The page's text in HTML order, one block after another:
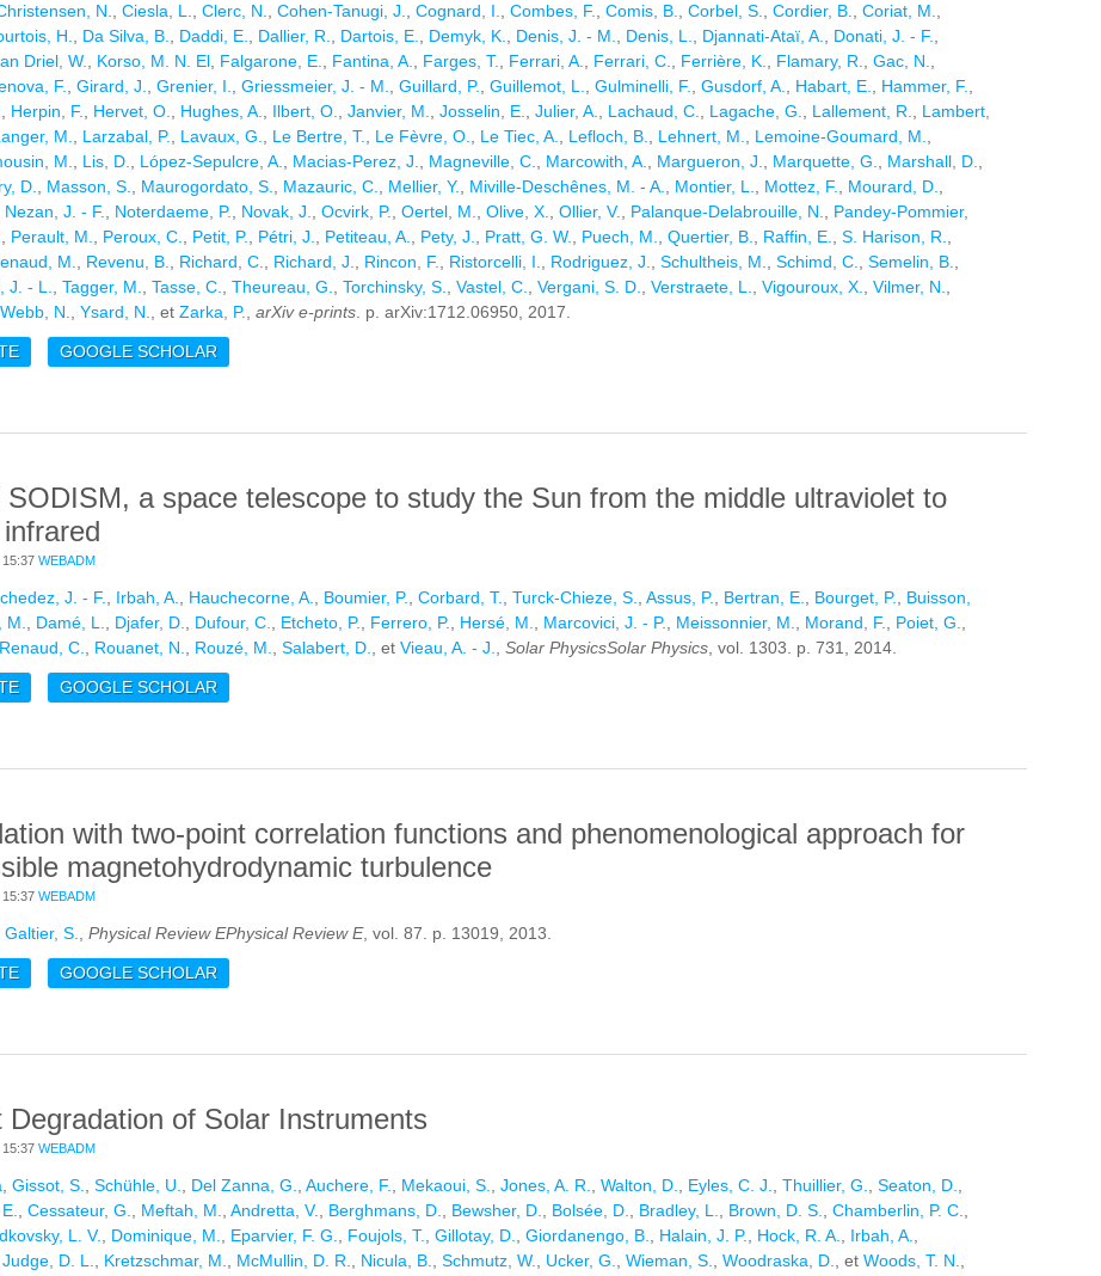
N., Ciesla, L., Clerc, N., Cohen-Tanugi, J., Cognard, I., Combes, F., Comis, B., Corbel, S., Cordier, B., Coriat, M.,
H., Da Silva, B., Daddi, E., Dallier, R., Dartois, E., Demyk, K., Denis, J. - M., Denis, L., Djannati-Ataï, A., Donati, J. - F.,
Driel, W., Korso, M. N. El, Falgarone, E., Fantina, A., Farges, T., Ferrari, A., Ferrari, C., Ferrière, K., Flamary, R., Gac, N.,
F., Girard, J., Grenier, I., Griessmeier, J. - M., Guillard, P., Guillemot, L., Gulminelli, F., Gusdorf, A., Habart, E., Hammer, F.,
, Herpin, F., Hervet, O., Hughes, A., Ilbert, O., Janvier, M., Josselin, E., Julier, A., Lachaud, C., Lagache, G., Lallement, R., Lambert,
M., Larzabal, P., Lavaux, G., Le Bertre, T., Le Fèvre, O., Le Tiec, A., Lefloch, B., Lehnert, M., Lemoine-Goumard, M.,
M., Lis, D., López-Sepulcre, A., Macias-Perez, J., Magneville, C., Marcowith, A., Margueron, J., Marquette, G., Marshall, D.,
D., Masson, S., Maurogordato, S., Mazauric, C., Mellier, Y., Miville-Deschênes, M. - A., Montier, L., Mottez, F., Mourard, D.,
Nezan, J. - F., Noterdaeme, P., Novak, J., Ocvirk, P., Oertel, M., Olive, X., Ollier, V., Palanque-Delabrouille, N., Pandey-Pommier,
, Perault, M., Peroux, C., Petit, P., Pétri, J., Petiteau, A., Pety, J., Pratt, G. W., Puech, M., Quertier, B., Raffin, E., S. Harison, R.,
M., Revenu, B., Richard, C., Richard, J., Rincon, F., Ristorcelli, I., Rodriguez, J., Schultheis, M., Schimd, C., Semelin, B.,
J. - L., Tagger, M., Tasse, C., Theureau, G., Torchinsky, S., Vastel, C., Vergani, S. D., Verstraete, L., Vigouroux, X., Vilmer, N.,
Webb, N., Ysard, N., et Zarka, P., arXiv e-prints. p. arXiv:1712.06950, 2017.
DE FRENCH SKA WHITE BOOK - THE FRENCH COMMUNITY TOWARDS THE SQUARE KILOMETRE ARRAY
GOOGLE SCHOLAR
SODISM, a space telescope to study the Sun from the middle ultraviolet to
WEBADM
J. - F., Irbah, A., Hauchecorne, A., Boumier, P., Corbard, T., Turck-Chieze, S., Assus, P., Bertran, E., Bourget, P., Buisson,
M., Damé, L., Djafer, D., Dufour, C., Etcheto, P., Ferrero, P., Hersé, M., Marcovici, J. - P., Meissonnier, M., Morand, F., Poiet, G.,
Renaud, C., Rouanet, N., Rouzé, M., Salabert, D., et Vieau, A. - J., Solar PhysicsSolar Physics, vol. 1303. p. 731, 2014.
DE PICARD SODISM, A SPACE TELESCOPE TO STUDY THE SUN FROM THE MIDDLE ULTRAVIOLET TO THE NEAR INFRARED
GOOGLE SCHOLAR
with two-point correlation functions and phenomenological approach for
magnetohydrodynamic turbulence
WEBADM
Galtier, S., Physical Review EPhysical Review E, vol. 87. p. 13019, 2013.
DE EXACT RELATION WITH TWO-POINT CORRELATION FUNCTIONS AND PHENOMENOLOGICAL APPROACH FOR
GOOGLE SCHOLAR
Degradation of Solar Instruments
WEBADM
, Gissot, S., Schühle, U., Del Zanna, G., Auchere, F., Mekaoui, S., Jones, A. R., Walton, D., Eyles, C. J., Thuillier, G., Seaton, D.,
, Cessateur, G., Meftah, M., Andretta, V., Berghmans, D., Bewsher, D., Bolsée, D., Bradley, L., Brown, D. S., Chamberlin, P. C.,
L. V., Dominique, M., Eparvier, F. G., Foujols, T., Gillotay, D., Giordanengo, B., Halain, J. P., Hock, R. A., Irbah, A.,
Judge, D. L., Kretzschmar, M., McMullin, D. R., Nicula, B., Schmutz, W., Ucker, G., Wieman, S., Woodraska, D., et Woods, T. N.,